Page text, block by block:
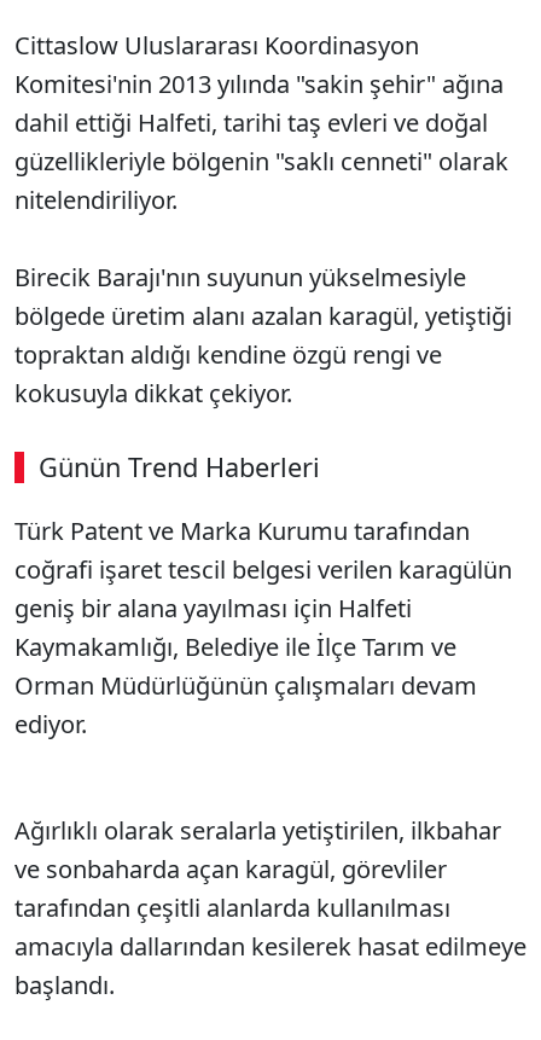
Cittaslow Uluslararası Koordinasyon
Komitesi'nin 2013 yılında "sakin şehir" ağına
dahil ettiği Halfeti, tarihi taş evleri ve doğal
güzellikleriyle bölgenin "saklı cenneti" olarak
nitelendiriliyor.
Birecik Barajı'nın suyunun yükselmesiyle
bölgede üretim alanı azalan karagül, yetiştiği
topraktan aldığı kendine özgü rengi ve
kokusuyla dikkat çekiyor.
Günün Trend Haberleri
00:02 / 03:53
Sesi Aç
Türk Patent ve Marka Kurumu tarafından
coğrafi işaret tescil belgesi verilen karagülün
geniş bir alana yayılması için Halfeti
Kaymakamlığı, Belediye ile İlçe Tarım ve
Orman Müdürlüğünün çalışmaları devam
ediyor.
Ağırlıklı olarak seralarla yetiştirilen, ilkbahar
ve sonbaharda açan karagül, görevliler
tarafından çeşitli alanlarda kullanılması
amacıyla dallarından kesilerek hasat edilmeye
başlandı.